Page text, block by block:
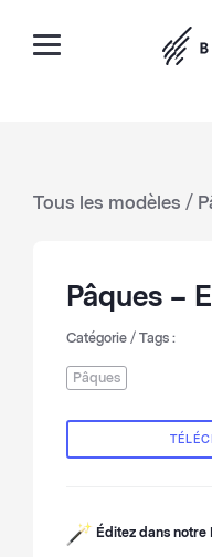
Tous les modèles /
Pâques –
Catégorie / Tags :
Pâques
Éditez dans notre